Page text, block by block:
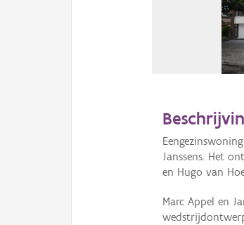
Janssens. Het
en Hugo van
Marc Appel en